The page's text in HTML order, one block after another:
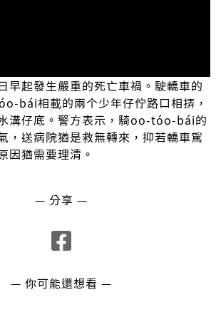
早起發生嚴重的死亡車禍。駛轎車的
bái相載的兩个少年仔佇路口相挵，
溝仔底。警方表示，騎oo-tóo-bái的
，送病院猶是救無轉來，抑若轎車駕
因猶需要理清。
— 分享 —
— 你可能還想看 —